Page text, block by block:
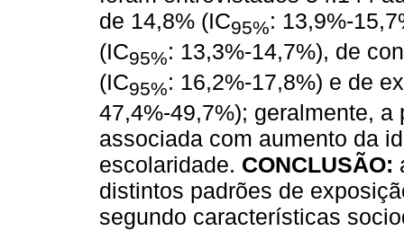
de 14,8% (IC95%: 13,9%-
(IC95%: 13,3%-14,7%), de
(IC95%: 16,2%-17,8%) e de
47,4%-49,7%); geralmente,
associada com aumento da
escolaridade. CONCLUSÃO:
distintos padrões de
segundo características